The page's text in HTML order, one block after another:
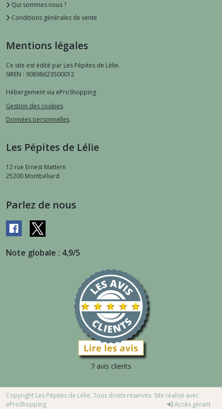
Qui sommes nous ?
Conditions générales de vente
Mentions légales
Ce site est édité par Les Pépites de Lélie.
SIREN : 90898623500012
Hébergement via eProShopping
Gestion des cookies
Données personnelles
Les Pépites de Lélie
12 rue Ernest Mattern
25200 Montbéliard
Parlez de nous
Note globale : 4,9/5
7 avis clients
Copyright Les Pépites de Lélie. Tous droits réservés. Site réalisé avec
eProShopping
Accès gérant